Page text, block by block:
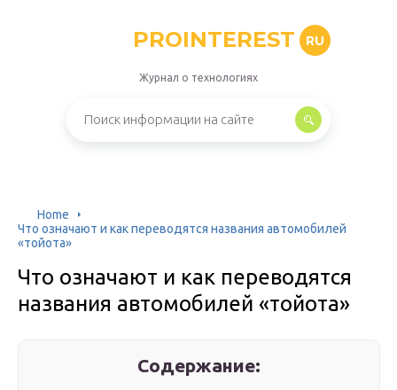
PROINTEREST RU
Журнал о технологиях
Home
Что означают и как переводятся названия автомобилей
«тойота»
Что означают и как переводятся
названия автомобилей «тойота»
Содержание: